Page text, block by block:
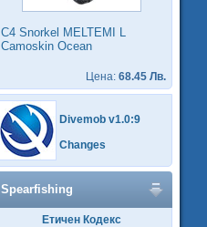
C4 Snorkel MELTEMI L
Camoskin Ocean
Цена: 68.45 Лв.
Divemob v1.0:9
Changes
Spearfishing
Етичен Кодекс